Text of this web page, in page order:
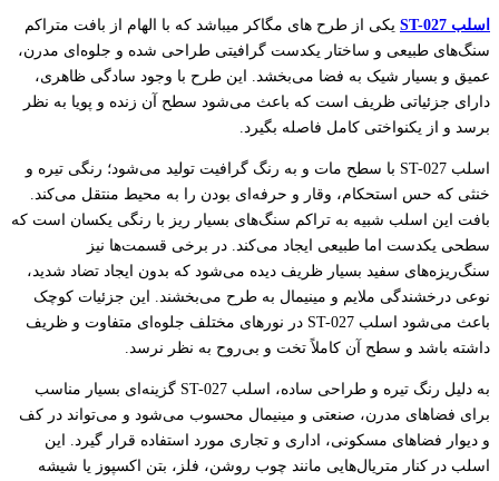
اسلب ST-027
یکی از طرح های مگاکر میباشد که با الهام از بافت متراکم
سنگ‌های طبیعی و ساختار یکدست گرافیتی طراحی شده و جلوه‌ای مدرن،
عمیق و بسیار شیک به فضا می‌بخشد. این طرح با وجود سادگی ظاهری،
دارای جزئیاتی ظریف است که باعث می‌شود سطح آن زنده و پویا به نظر
برسد و از یکنواختی کامل فاصله بگیرد.
اسلب ST-027 با سطح مات و به رنگ گرافیت تولید می‌شود؛ رنگی تیره و
خنثی که حس استحکام، وقار و حرفه‌ای بودن را به محیط منتقل می‌کند.
بافت این اسلب شبیه به تراکم سنگ‌های بسیار ریز با رنگی یکسان است که
سطحی یکدست اما طبیعی ایجاد می‌کند. در برخی قسمت‌ها نیز
سنگ‌ریزه‌های سفید بسیار ظریف دیده می‌شود که بدون ایجاد تضاد شدید،
نوعی درخشندگی ملایم و مینیمال به طرح می‌بخشند. این جزئیات کوچک
باعث می‌شود اسلب ST-027 در نورهای مختلف جلوه‌ای متفاوت و ظریف
داشته باشد و سطح آن کاملاً تخت و بی‌روح به نظر نرسد.
به دلیل رنگ تیره و طراحی ساده، اسلب ST-027 گزینه‌ای بسیار مناسب
برای فضاهای مدرن، صنعتی و مینیمال محسوب می‌شود و می‌تواند در کف
و دیوار فضاهای مسکونی، اداری و تجاری مورد استفاده قرار گیرد. این
اسلب در کنار متریال‌هایی مانند چوب روشن، فلز، بتن اکسپوز یا شیشه